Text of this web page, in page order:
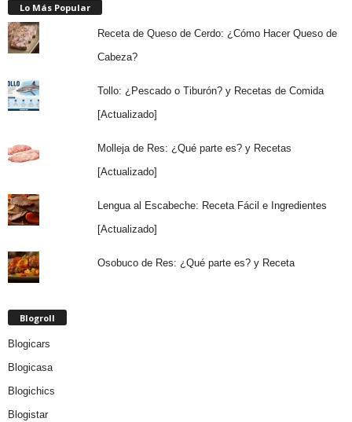
Lo Más Popular
Receta de Queso de Cerdo: ¿Cómo Hacer Queso de
Cabeza?
Tollo: ¿Pescado o Tiburón? y Recetas de Comida
[Actualizado]
Molleja de Res: ¿Qué parte es? y Recetas
[Actualizado]
Lengua al Escabeche: Receta Fácil e Ingredientes
[Actualizado]
Osobuco de Res: ¿Qué parte es? y Receta
Blogroll
Blogicars
Blogicasa
Blogichics
Blogistar